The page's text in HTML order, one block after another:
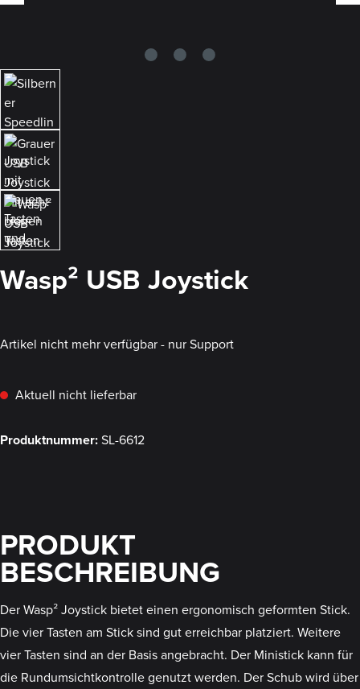
Wasp² USB Joystick
Artikel nicht mehr verfügbar - nur Support
Aktuell nicht lieferbar
Produktnummer:SL-6612
PRODUKT
BESCHREIBUNG
Der Wasp² Joystick bietet einen ergonomisch geformten Stick.
Die vier Tasten am Stick sind gut erreichbar platziert. Weitere
vier Tasten sind an der Basis angebracht. Der Ministick kann für
die Rundumsichtkontrolle genutzt werden. Der Schub wird über